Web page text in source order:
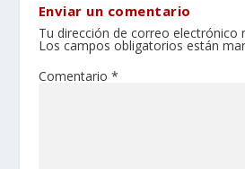
Enviar un comentario
Tu dirección de correo electrónico
Los campos obligatorios están
Comentario *